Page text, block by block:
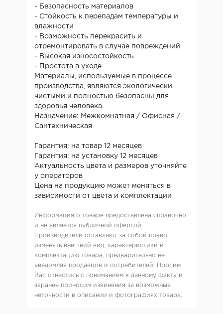
- Безопасность материалов
- Стойкость к перепадам температуры и
влажности
- Возможность перекрасить и
отремонтировать в случае повреждений
- Высокая износостойкость
- Простота в уходе
Материалы, используемые в процессе
производства, являются экологически
чистыми и полностью безопасны для
здоровья человека.
Назначение: Межкомнатная / Офисная /
Сантехническая
Гарантия: на товар 12 месяцев
Гарантия: на установку 12 месяцев
Актуальность цвета и размеров уточняйте
у операторов
Цена на продукцию может меняться в
зависимости от цвета и комплектации
Информация о товаре предоставлена справочно
и не является публичной офертой.
Производители оставляют за собой право
изменять внешний вид, характеристики и
комплектацию товара, предварительно не
уведомляя продавцов и потребителей. Просим
Вас отнестись с пониманием к данному факту и
заранее приносим извинения за возможные
неточности в описании и фотографиях товара.